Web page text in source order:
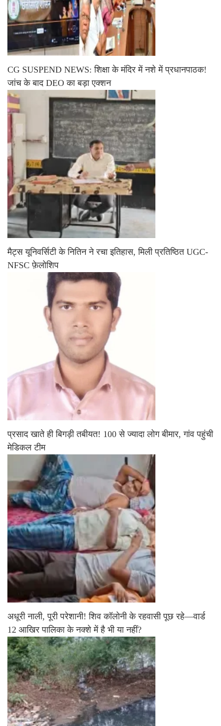
CG SUSPEND NEWS: शिक्षा के मंदिर में नशे में प्रधानपाठक!
जांच के बाद DEO का बड़ा एक्शन
मैट्स यूनिवर्सिटी के नितिन ने रचा इतिहास, मिली प्रतिष्ठित UGC-
NFSC फ़ेलोशिप
प्रसाद खाते ही बिगड़ी तबीयत! 100 से ज्यादा लोग बीमार, गांव पहुंची
मेडिकल टीम
अधूरी नाली, पूरी परेशानी! शिव कॉलोनी के रहवासी पूछ रहे—वार्ड
12 आखिर पालिका के नक्शे में है भी या नहीं?